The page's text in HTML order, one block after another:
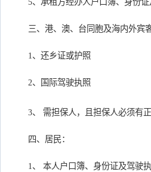
三、港、澳、台同胞及海内外宾客
1、还乡证或护照
2、国际驾驶执照
3、 需担保人，且担保人必须有
四、居民：
1、 本人户口簿、身份证及驾驶